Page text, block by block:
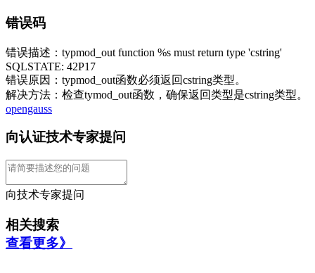
错误码
错误描述：typmod_out function %s must return type 'cstring'
SQLSTATE: 42P17
错误原因：typmod_out函数必须返回cstring类型。
解决方法：检查tymod_out函数，确保返回类型是cstring类型。
opengauss
向认证技术专家提问
向技术专家提问
相关搜索
查看更多》